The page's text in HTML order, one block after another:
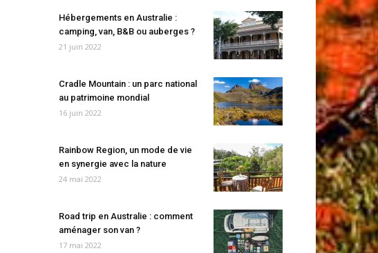
Hébergements en Australie :
camping, van, B&B ou auberges ?
21 juin 2022
Cradle Mountain : un parc national
au patrimoine mondial
16 juin 2022
Rainbow Region, un mode de vie
en synergie avec la nature
24 mai 2022
Road trip en Australie : comment
aménager son van ?
17 mai 2022